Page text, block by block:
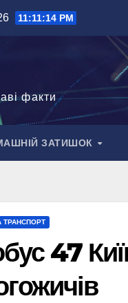
11:11:15 PM
факти
ЗАТИШОК
ТРАНСПОРТ
47